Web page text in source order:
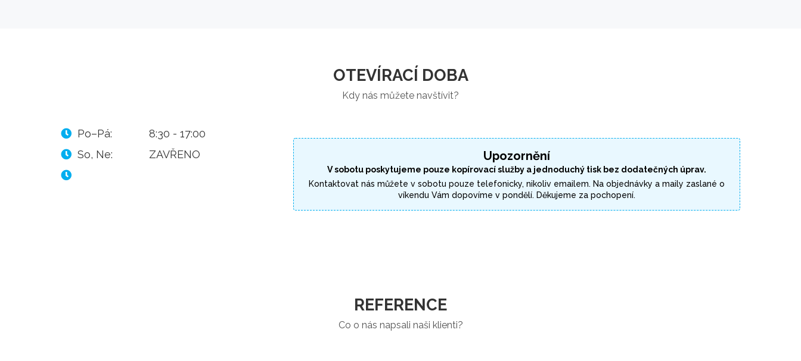
OTEVÍRACÍ DOBA
Kdy nás můžete navštívit?
8:30 - 17:00
Po–Pá:
ZAVŘENO
So, Ne: Upozornění
V sobotu poskytujeme pouze kopírovací služby a jednoduchý tisk bez dodatečných úprav.
Kontaktovat nás můžete v sobotu pouze telefonicky, nikoliv emailem. Na objednávky a maily zaslané o
víkendu Vám dopovíme v pondělí. Děkujeme za pochopení.
REFERENCE
Co o nás napsali naši klienti?